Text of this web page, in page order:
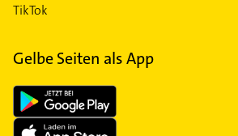
TikTok
Gelbe Seiten als App